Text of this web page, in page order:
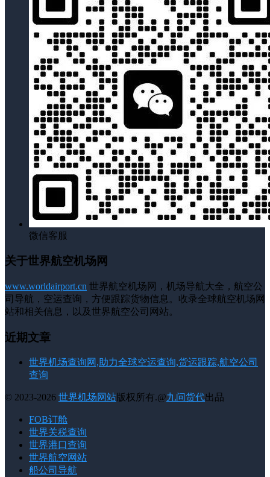
微信客服
关于世界航空机场网
www.worldairport.cn 世界航空机场网，机场导航大全，航空公
司导航，空运查询，方便跟踪货物信息。收录全球航空机场网
站和相关信息，以及世界航空公司网站。
近期文章
世界机场查询网,助力全球空运查询,货运跟踪,航空公司
查询
© 2023-2026 世界机场网站版权所有.@九问货代出品
FOB订舱
世界关税查询
世界港口查询
世界航空网站
船公司导航